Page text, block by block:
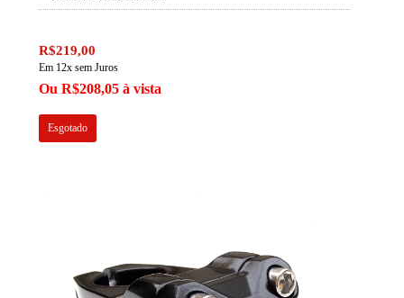
R$219,00
Em 12x sem Juros
Ou R$208,05 à vista
Esgotado